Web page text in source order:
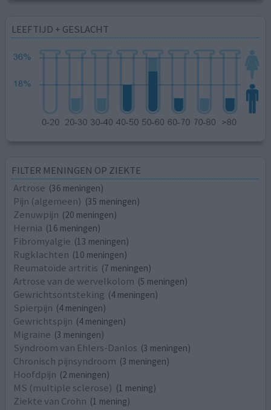
LEEFTIJD + GESLACHT
FILTER MENINGEN OP ZIEKTE
Artrose (36 meningen)
Pijn (algemeen) (35 meningen)
Zenuwpijn (20 meningen)
Hernia (16 meningen)
Fibromyalgie (13 meningen)
Rugklachten (10 meningen)
Reumatoïde artritis (7 meningen)
Artrose van de wervelkolom (5 meningen)
Gewrichtsontsteking (4 meningen)
Spierpijn (4 meningen)
Gewrichtspijn (4 meningen)
Migraine (3 meningen)
Syndroom van Ehlers-Danlos (3 meningen)
Chronisch pijnsyndroom (3 meningen)
Hoofdpijn (2 meningen)
MS (multiple sclerose) (1 mening)
Ziekte van Crohn (1 mening)